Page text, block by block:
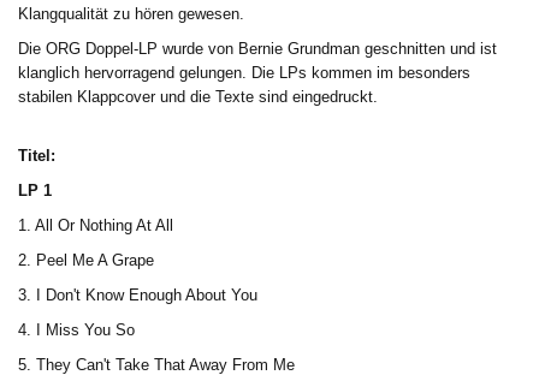
Klangqualität zu hören gewesen.
Die ORG Doppel-LP wurde von Bernie Grundman geschnitten und ist
klanglich hervorragend gelungen. Die LPs kommen im besonders
stabilen Klappcover und die Texte sind eingedruckt.
Titel:
LP 1
1. All Or Nothing At All
2. Peel Me A Grape
3. I Don't Know Enough About You
4. I Miss You So
5. They Can't Take That Away From Me